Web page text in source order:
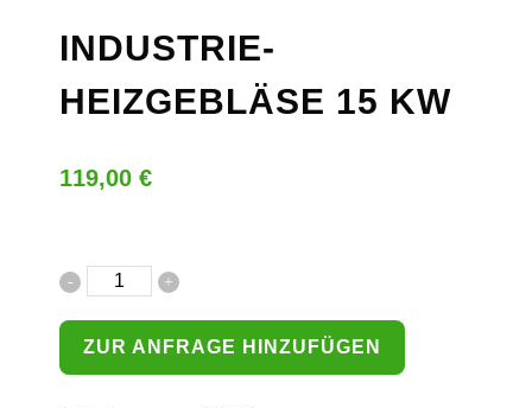
INDUSTRIE-
HEIZGEBLÄSE 15 KW
119,00 €
ZUR ANFRAGE HINZUFÜGEN